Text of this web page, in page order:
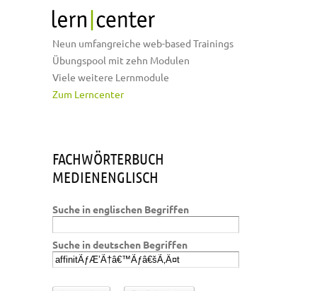
Neun umfangreiche web-based Trainings
Übungspool mit zehn Modulen
Viele weitere Lernmodule
Zum Lerncenter
FACHWÖRTERBUCH
MEDIENENGLISCH
Suche in englischen Begriffen
Suche in deutschen Begriffen